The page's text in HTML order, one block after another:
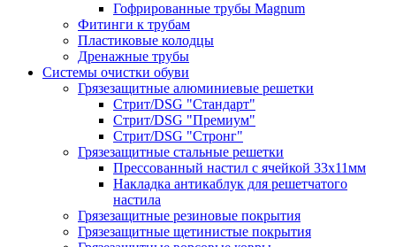
Гофрированные трубы Magnum
Фитинги к трубам
Пластиковые колодцы
Дренажные трубы
Системы очистки обуви
Грязезащитные алюминиевые решетки
Стрит/DSG "Стандарт"
Стрит/DSG "Премиум"
Стрит/DSG "Стронг"
Грязезащитные стальные решетки
Прессованный настил с ячейкой 33х11мм
Накладка антикаблук для решетчатого
настила
Грязезащитные резиновые покрытия
Грязезащитные щетинистые покрытия